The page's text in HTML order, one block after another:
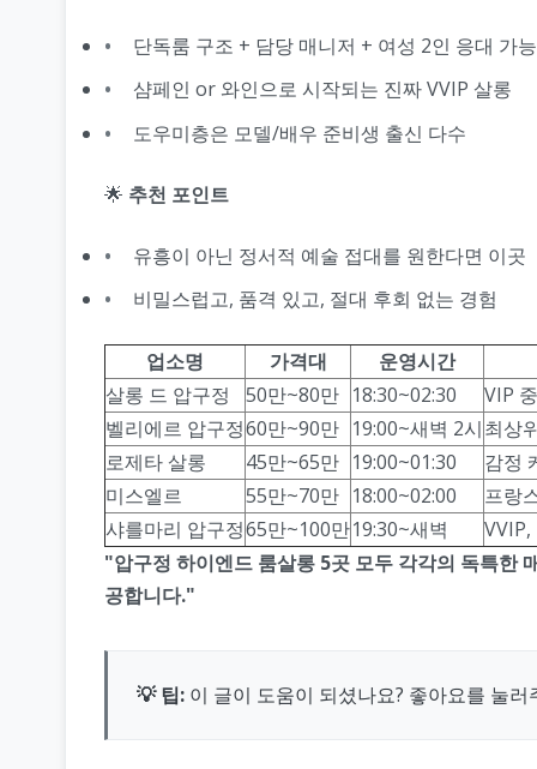
단독룸 구조 + 담당 매니저 + 여성 2인 응대 가능
샴페인 or 와인으로 시작되는 진짜 VVIP 살롱
도우미층은 모델/배우 준비생 출신 다수
🌟 추천 포인트
유흥이 아닌 정서적 예술 접대를 원한다면 이곳
비밀스럽고, 품격 있고, 절대 후회 없는 경험
업소명 가격대
운영시간
살롱 드 압구정
50만~80만 18:30~02:30
VIP
벨리에르 압구정60만~90만 19:00~새벽 2시최상
로제타 살롱
45만~65만 19:00~01:30
감정
미스엘르
55만~70만 18:00~02:00
프랑
샤를마리 압구정65만~100만19:30~새벽
"압구정 하이엔드 룸살롱 5곳 모두 각각의 독특한
공합니다."
💡 팁: 이 글이 도움이 되셨나요? 좋아요를 눌